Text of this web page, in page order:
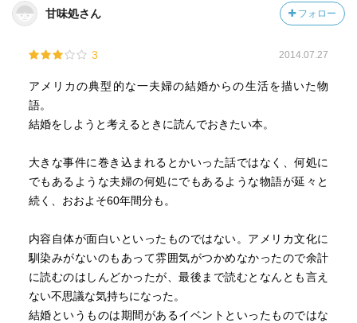
甘味処さん フォロー
3 2014.07.27
アメリカの典型的な一夫婦の結婚からの生活を描いた物
語。
結婚をしようと考えるときに読んでおきたい本。
大きな事件に巻き込まれるとかいった話ではなく、何処に
でもあるような夫婦の何処にでもあるような物語が延々と
続く、おおよそ60年間分も。
内容自体が面白いといったものではない。アメリカ文化に
馴染みがないのもあって雰囲気がつかめなかったので余計
に読むのはしんどかったが、最後まで読むとなんとも言え
ない不思議な気持ちになった。
結婚というものは期間があるイベントといったものではな